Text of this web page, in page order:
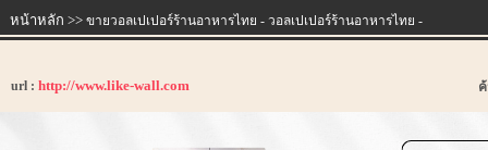
หน้าหลัก >> ขายวอลเปเปอร์ร้านอาหารไทย - วอลเปเปอร์ร้านอาหารไทย -
url : http://www.like-wall.com